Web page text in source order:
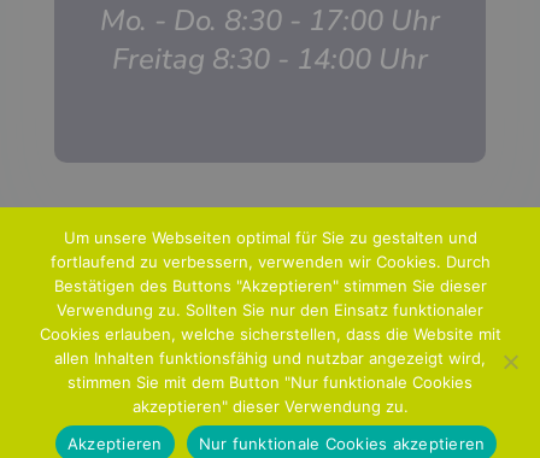
Mo. - Do. 8:30 - 17:00 Uhr
Freitag 8:30 - 14:00 Uhr
Home Aktuelle Ausgabe Archiv
Anzeigen
Abo
Kontakt
©Heggemannmedien 2020 |Impressum &
Um unsere Webseiten optimal für Sie zu gestalten und
fortlaufend zu verbessern, verwenden wir Cookies. Durch
Bestätigen des Buttons "Akzeptieren" stimmen Sie dieser
Verwendung zu. Sollten Sie nur den Einsatz funktionaler
Cookies erlauben, welche sicherstellen, dass die Website mit
allen Inhalten funktionsfähig und nutzbar angezeigt wird,
stimmen Sie mit dem Button "Nur funktionale Cookies
akzeptieren" dieser Verwendung zu.
Akzeptieren
Nur funktionale Cookies akzeptieren